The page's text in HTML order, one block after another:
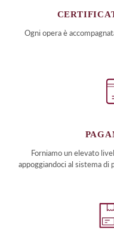
Ogni opera è
Forniamo un elevato
appoggiandoci al sistema di